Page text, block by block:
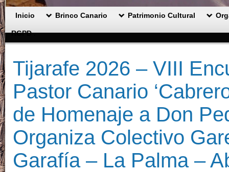
Inicio Brinco Canario Patrimonio Cultural
RGPD .
Tijarafe 2026 – VIII
Pastor Canario
de Homenaje a Don
Organiza Colectivo
Garafía – La Palma –